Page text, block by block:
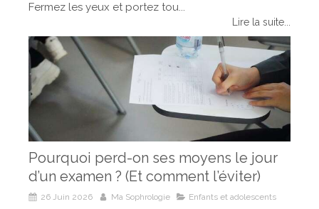
Fermez les yeux et portez tou...
Lire la suite...
Pourquoi perd-on ses moyens le jour
d’un examen ? (Et comment l’éviter)
26 Juin 2026 Ma Sophrologie Enfants et adolescents